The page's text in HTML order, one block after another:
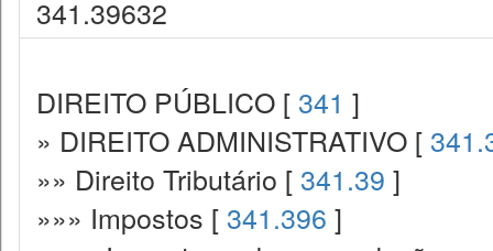
341.39632
DIREITO PÚBLICO [ 341 ]
» DIREITO ADMINISTRATIVO [
»» Direito Tributário [ 341.39 ]
»»» Impostos [ 341.396 ]